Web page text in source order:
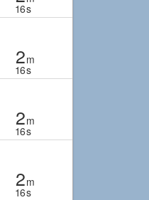
16s
2m
16s
2m
16s
2m
16s